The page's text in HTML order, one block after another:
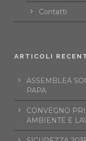
Contatti
ARTICOLI
ASSEMBLEA
PAPA
CONVEGNO
AMBIENTE E